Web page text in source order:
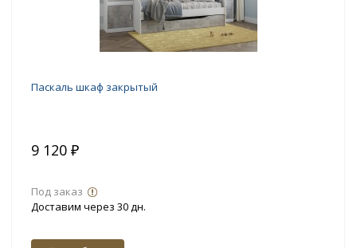
Паскаль шкаф закрытый
9 120 ₽
Под заказ
Доставим через 30 дн.